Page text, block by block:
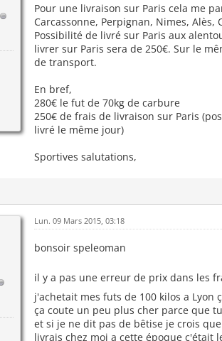
Pour une livraison sur Paris cela me
Carcassonne, Perpignan, Nimes, Alès,
Possibilité de livré sur Paris aux
livrer sur Paris sera de 250€. Sur le
de transport.
En bref,
280€ le fut de 70kg de carbure
250€ de frais de livraison sur Paris
livré le même jour)
Sportives salutations,
Lun. 09 Mars 2015, 03:18
bonsoir speleoman
il y a pas une erreur de prix dans les
j'achetait mes futs de 100 kilos a
ça coute un peu plus cher parce que
et si je ne dit pas de bêtise je crois
livrais chez moi a cette époque c'était